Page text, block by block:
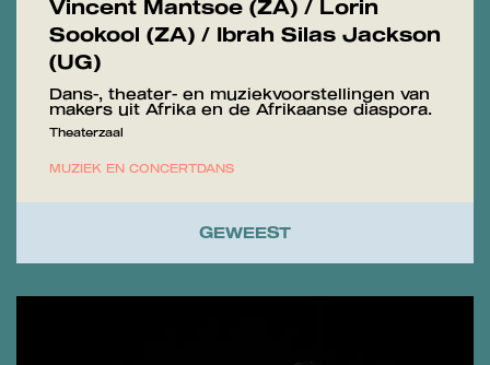
Vincent Mantsoe (ZA) / Lorin
Sookool (ZA) / Ibrah Silas Jackson
(UG)
Dans-, theater- en muziekvoorstellingen van
makers uit Afrika en de Afrikaanse diaspora.
Theaterzaal
MUZIEK EN CONCERTDANS
GEWEEST